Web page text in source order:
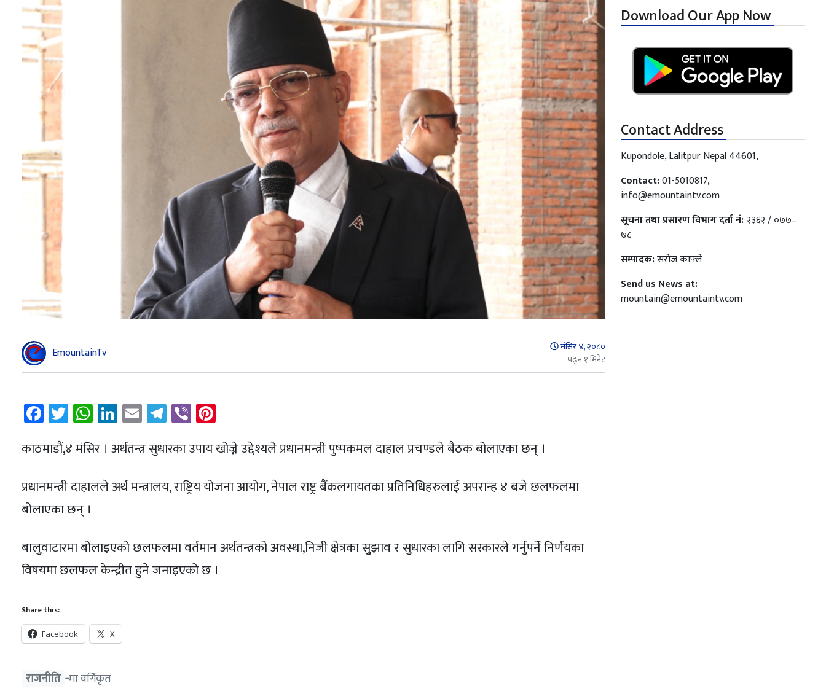
EmountainTv
मंसिर ४, २०८०
पढ्न १ मिनेट
Facebook
Twitter
WhatsApp
LinkedIn
EmailTelegram
ViberPinterest
काठमाडौं,४ मंसिर । अर्थतन्त्र सुधारका उपाय खोज्ने उद्देश्यले प्रधानमन्त्री पुष्पकमल दाहाल प्रचण्डले बैठक बोलाएका छन् ।
प्रधानमन्त्री दाहालले अर्थ मन्त्रालय, राष्ट्रिय योजना आयोग, नेपाल राष्ट्र बैंकलगायतका प्रतिनिधिहरुलाई अपरान्ह ४ बजे छलफलमा
बोलाएका छन् ।
बालुवाटारमा बोलाइएको छलफलमा वर्तमान अर्थतन्त्रको अवस्था,निजी क्षेत्रका सुुझाव र सुधारका लागि सरकारले गर्नुपर्ने निर्णयका
विषयमा छलफल केन्द्रीत हुने जनाइएको छ ।
Share this:
Facebook X
राजनीति ‐मा वर्गिकृत
Download Our App Now
Contact Address
Kupondole, Lalitpur Nepal 44601,
Contact:01-5010817,
info@emountaintv.com
सूचना तथा प्रसारण विभाग दर्ता नं:२३६२ / ०७७–
७८
सम्पादक:सरोज काफ्ले
Send us News at:
mountain@emountaintv.com